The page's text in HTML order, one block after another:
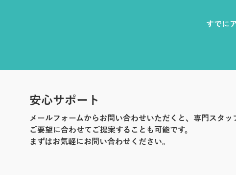
すでに
安心サポート
メールフォームからお問い合わせいただくと、専門スタッ
ご要望に合わせてご提案することも可能です。
まずはお気軽にお問い合わせください。